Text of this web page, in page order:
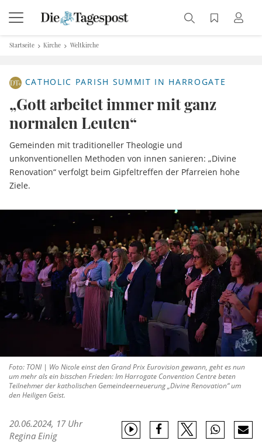
Startseite Kirche Weltkirche
CATHOLIC PARISH SUMMIT IN HARROGATE
„Gott arbeitet immer mit ganz
normalen Leuten“
Gemeinden mit traditioneller Theologie und
unkonventionellen Methoden von innen sanieren: „Divine
Renovation“ verfolgt beim Gipfeltreffen der Pfarreien hohe
Ziele.
Foto: TONI | Wo Nicole einst den Grand Prix Eurovision gewann, geht es nun
um mehr als ein bisschen Frieden: Im Harrogate Convention Centre beten
Teilnehmer der katholischen Gemeindeerneuerung „Divine Renovation“ um
den Heiligen Geist.
20.06.2024, 17 Uhr
Regina Einig